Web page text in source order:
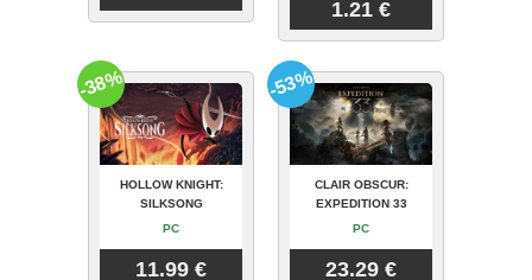
1.21 €
HOLLOW KNIGHT:
SILKSONG
PC
11.99 €
-38%
CLAIR OBSCUR:
EXPEDITION 33
PC
23.29 €
-53%